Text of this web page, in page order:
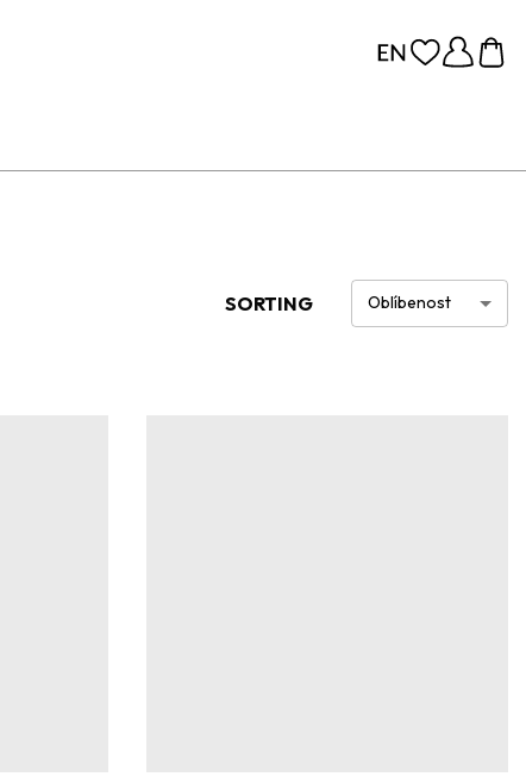
SORTING Oblíbenost